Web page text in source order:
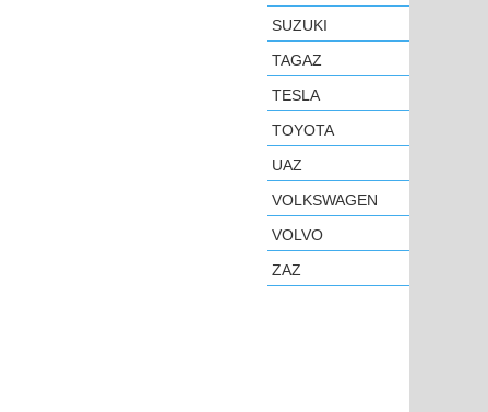
SUZUKI
TAGAZ
TESLA
TOYOTA
UAZ
VOLKSWAGEN
VOLVO
ZAZ